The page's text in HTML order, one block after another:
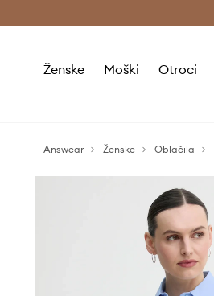
Ženske Moški Otroci
Answear Ženske Oblačila